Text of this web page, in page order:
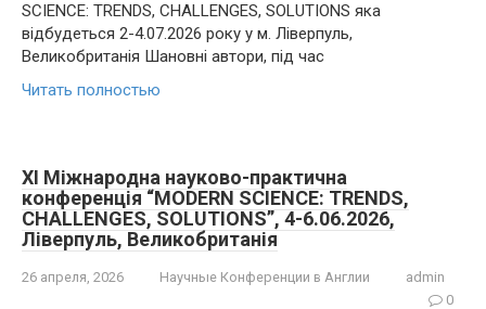
SCIENCE: TRENDS, CHALLENGES, SOLUTIONS яка
відбудеться 2-4.07.2026 року у м. Ліверпуль,
Великобританія Шановні автори, під час
Читать полностью
XI Міжнародна науково-практична
конференція “MODERN SCIENCE: TRENDS,
CHALLENGES, SOLUTIONS”, 4-6.06.2026,
Ліверпуль, Великобританія
26 апреля, 2026 Научные Конференции в Англии
admin
0